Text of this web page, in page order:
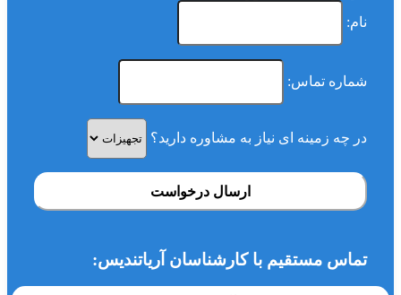
نام:
شماره تماس:
در چه زمینه ای نیاز به مشاوره دارید؟
ارسال درخواست
تماس مستقیم با کارشناسان آریاتندیس: